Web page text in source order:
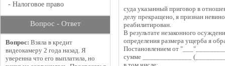
- Налоговое право
Вопрос - Ответ
Вопрос: Взяла в кредит
видеокамеру 2 года назад. Я
уверенна что его выплатила, но
суда указанный приговор в
делу прекращено, я признан
реабилитирован.
В результате незаконного
определения размера ущерба я
Постановлением от
сумме ______________